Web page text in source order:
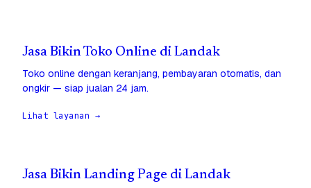
Jasa Bikin Toko Online di Landak
Toko online dengan keranjang, pembayaran otomatis, dan
ongkir — siap jualan 24 jam.
Lihat layanan →
Jasa Bikin Landing Page di Landak